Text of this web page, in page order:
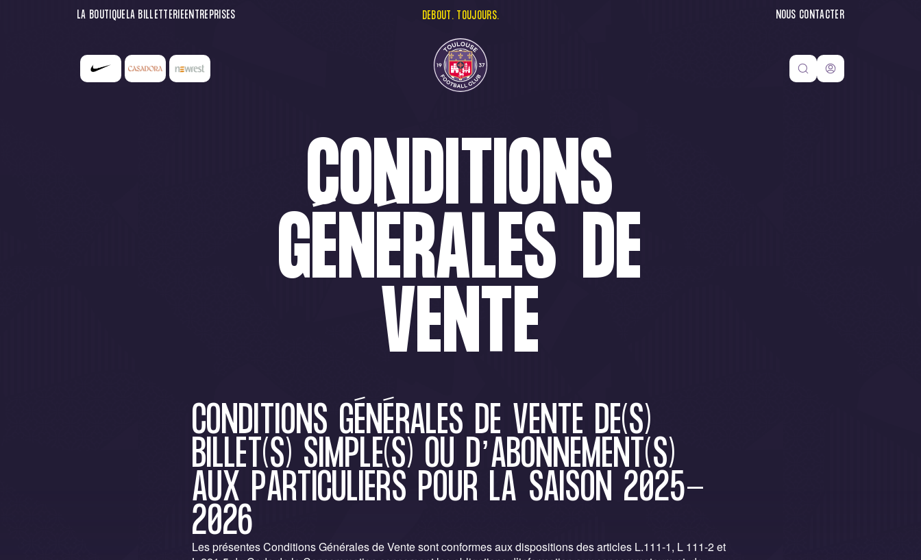
LA BOUTIQUELA BILLETTERIEENTREPRISES DEBOUT. TOUJOURS. NOUS CONTACTER
CONDITIONS
GÉNÉRALES DE
VENTE
CONDITIONS GÉNÉRALES DE VENTE DE(S)
BILLET(S) SIMPLE(S) OU D’ABONNEMENT(S)
AUX PARTICULIERS POUR LA SAISON 2025-
2026
Les présentes Conditions Générales de Vente sont conformes aux dispositions des articles L.111-1, L 111-2 et